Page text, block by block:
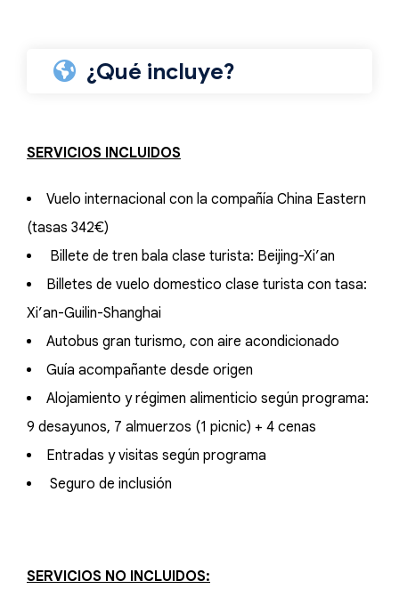
¿Qué incluye?
SERVICIOS INCLUIDOS
Vuelo internacional con la compañía China Eastern
(tasas 342€)
Billete de tren bala clase turista: Beijing-Xi’an
Billetes de vuelo domestico clase turista con tasa:
Xi’an-Guilin-Shanghai
Autobus gran turismo, con aire acondicionado
Guía acompañante desde origen
Alojamiento y régimen alimenticio según programa:
9 desayunos, 7 almuerzos (1 picnic) + 4 cenas
Entradas y visitas según programa
Seguro de inclusión
SERVICIOS NO INCLUIDOS: